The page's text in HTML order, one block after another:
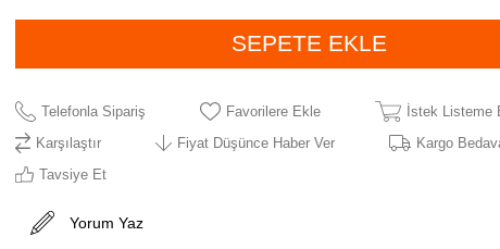
Telefonla Sipariş Favorilere Ekle
İstek Listeme
Karşılaştır
Fiyat Düşünce Haber Ver
Kargo
Tavsiye Et
Yorum Yaz